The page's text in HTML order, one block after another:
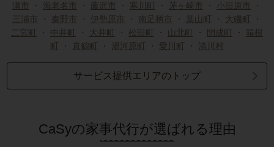
瀬市
・ 海老名市 ・ 藤沢市 ・ 寒川町 ・ 茅ヶ崎市 ・ 小田原市
・
三浦市
・ 秦野市 ・ 伊勢原市 ・ 南足柄市 ・ 葉山町 ・ 大磯町 ・
二宮町 ・ 中井町 ・ 大井町 ・ 松田町 ・ 山北町 ・ 開成町 ・ 箱根
町 ・ 真鶴町 ・ 湯河原町 ・ 愛川町 ・ 清川村
サービス提供エリアのトップ
CaSyの家事代行が選ばれる理由